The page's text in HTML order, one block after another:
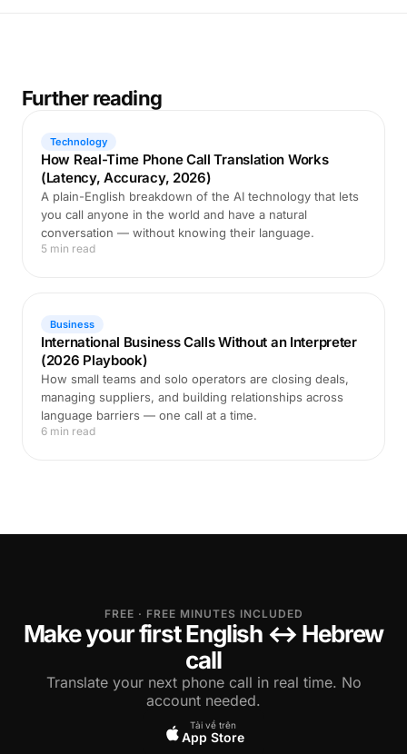
Further reading
Technology
How Real-Time Phone Call Translation Works
(Latency, Accuracy, 2026)
A plain-English breakdown of the AI technology that lets
you call anyone in the world and have a natural
conversation — without knowing their language.
5 min read
Business
International Business Calls Without an Interpreter
(2026 Playbook)
How small teams and solo operators are closing deals,
managing suppliers, and building relationships across
language barriers — one call at a time.
6 min read
FREE · FREE MINUTES INCLUDED
Make your first English ↔ Hebrew
call
Translate your next phone call in real time. No
account needed.
Tải về trên
App Store